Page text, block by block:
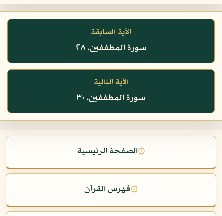
الآية السابقة
سورة المطففين، ٢٨
الآية التالية
سورة المطففين، ٣٠
۞الصفحة الرئيسية
۞فهرس القرآن